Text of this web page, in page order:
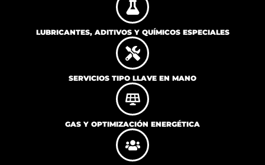
LUBRICANTES, ADITIVOS Y QUÍMICOS ESPECIALES
SERVICIOS TIPO LLAVE EN MANO
GAS Y OPTIMIZACIÓN ENERGÉTICA